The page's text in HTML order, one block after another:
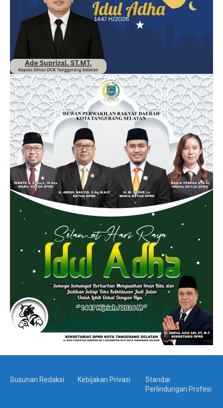
Susunan Redaksi Kebijakan Privasi
Standar
Perlindungan Profesi